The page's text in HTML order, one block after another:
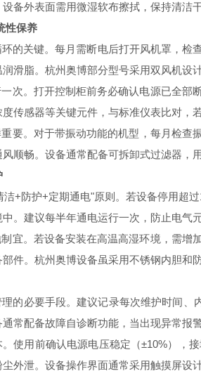
备外表面需用微湿软布擦拭，保持清洁
性保养
关键。每月需断电后打开风机罩，检
滑脂。杭州奥博部分型号采用双风机设
。打开控制柜前务必确认电源已全部
传感器等关键元件，与标准仪表比对，
。对于带振动功能的机型，每月检查
顺畅。设备通常配备可拆卸式过滤器，
防护+定期通电"原则。若设备停用超
。建议每半年通电运行一次，防止电气
。若设备安装在高温高湿环境，需增
件。杭州奥博设备虽采用不锈钢内胆和
必要手段。建议记录每次维护时间、
常配备故障自诊断功能，当出现异常报
用前确认电源电压稳定（±10%），接
外泄。设备操作界面通常采用触摸屏设